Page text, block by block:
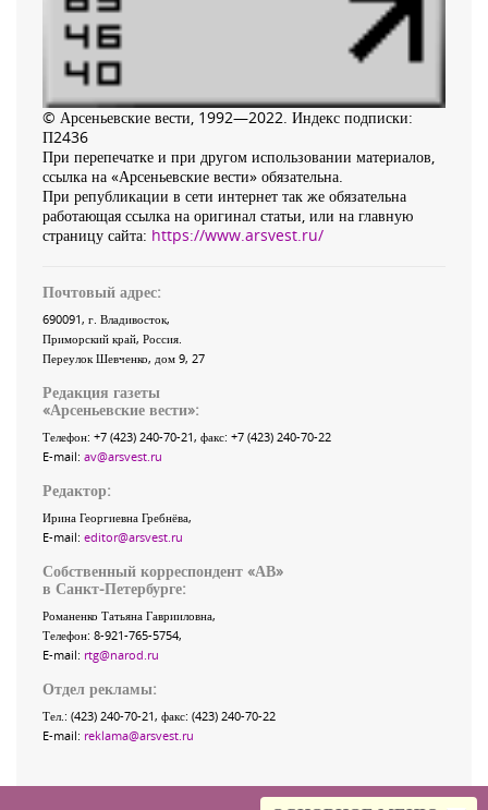
© Арсеньевские вести, 1992—2022. Индекс подписки:
П2436
При перепечатке и при другом использовании материалов,
ссылка на «Арсеньевские вести» обязательна.
При републикации в сети интернет так же обязательна
работающая ссылка на оригинал статьи, или на главную
страницу сайта: https://www.arsvest.ru/
Почтовый адрес:
690091, г. Владивосток,
Приморский край, Россия
Переулок Шевченко, дом 9, 27
Редакция газеты
«Арсеньевские вести»:
Телефон: +7 (423) 240-70-21, факс: +7 (423) 240-70-22
E-mail: av@arsvest.ru
Редактор:
Ирина Георгиевна Гребнёва,
E-mail: editor@arsvest.ru
Собственный корреспондент «АВ»
в Санкт-Петербурге:
Романенко Татьяна Гаврииловна,
Телефон: 8-921-765-5754,
E-mail: rtg@narod.ru
Отдел рекламы:
Тел.: (423) 240-70-21, факс: (423) 240-70-22
E-mail: reklama@arsvest.ru